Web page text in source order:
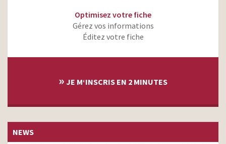
Optimisez votre fiche
Gérez vos informations
Éditez votre fiche
» JE M‘INSCRIS EN 2 MINUTES
NEWS